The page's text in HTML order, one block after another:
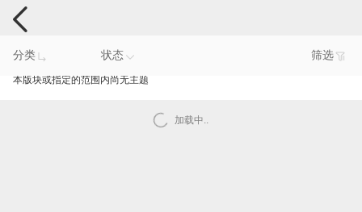
手机反馈
分类 状态 筛选
本版块或指定的范围内尚无主题
加载中..